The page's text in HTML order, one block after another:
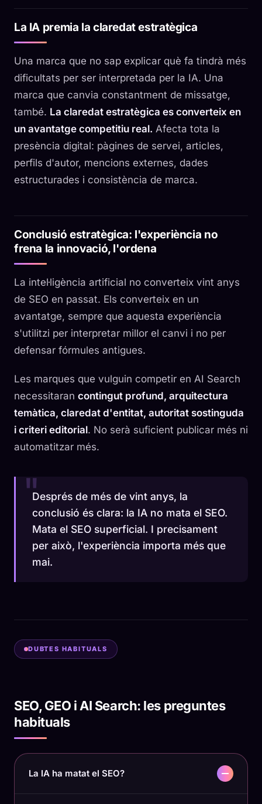
La IA premia la claredat estratègica
Una marca que no sap explicar què fa tindrà més
dificultats per ser interpretada per la IA. Una
marca que canvia constantment de missatge,
també. La claredat estratègica es converteix en
un avantatge competitiu real. Afecta tota la
presència digital: pàgines de servei, articles,
perfils d'autor, mencions externes, dades
estructurades i consistència de marca.
Conclusió estratègica: l'experiència no
frena la innovació, l'ordena
La intel·ligència artificial no converteix vint anys
de SEO en passat. Els converteix en un
avantatge, sempre que aquesta experiència
s'utilitzi per interpretar millor el canvi i no per
defensar fórmules antigues.
Les marques que vulguin competir en AI Search
necessitaran contingut profund, arquitectura
temàtica, claredat d'entitat, autoritat sostinguda
i criteri editorial. No serà suficient publicar més ni
automatitzar més.
Després de més de vint anys, la
conclusió és clara: la IA no mata el SEO.
Mata el SEO superficial. I precisament
per això, l'experiència importa més que
mai.
DUBTES HABITUALS
SEO, GEO i AI Search: les preguntes
habituals
La IA ha matat el SEO?